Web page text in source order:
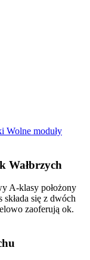
Wolne moduły
Wałbrzych
A-klasy położony
się z dwóch
zaoferują ok.